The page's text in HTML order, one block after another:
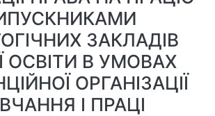
ЗАКЛАДІВ
ОСВІТИ В УМОВАХ
ОРГАНІЗАЦІЇ
І ПРАЦІ